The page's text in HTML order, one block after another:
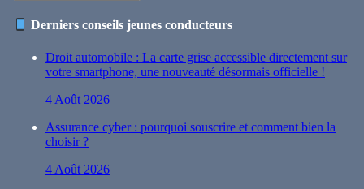
Derniers conseils jeunes conducteurs
Droit automobile : La carte grise accessible directement sur
votre smartphone, une nouveauté désormais officielle !
4 Août 2026
Assurance cyber : pourquoi souscrire et comment bien la
choisir ?
4 Août 2026